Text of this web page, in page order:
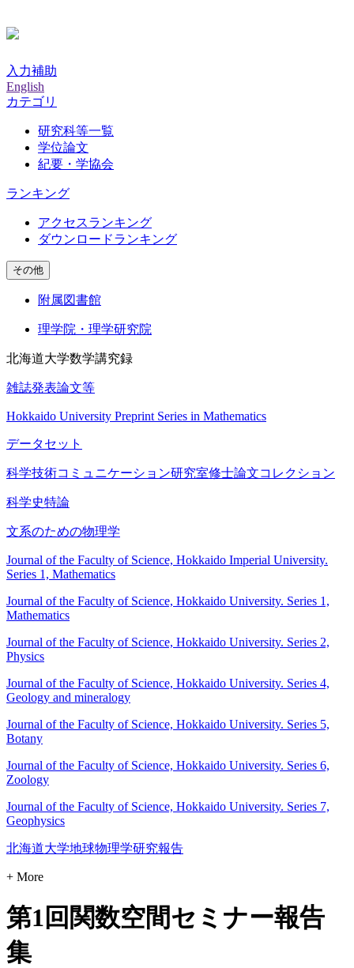
入力補助
English
カテゴリ
研究科等一覧
学位論文
紀要・学協会
ランキング
アクセスランキング
ダウンロードランキング
その他
附属図書館
理学院・理学研究院
北海道大学数学講究録
雑誌発表論文等
Hokkaido University Preprint Series in Mathematics
データセット
科学技術コミュニケーション研究室修士論文コレクション
科学史特論
文系のための物理学
Journal of the Faculty of Science, Hokkaido Imperial University.
Series 1, Mathematics
Journal of the Faculty of Science, Hokkaido University. Series 1,
Mathematics
Journal of the Faculty of Science, Hokkaido University. Series 2,
Physics
Journal of the Faculty of Science, Hokkaido University. Series 4,
Geology and mineralogy
Journal of the Faculty of Science, Hokkaido University. Series 5,
Botany
Journal of the Faculty of Science, Hokkaido University. Series 6,
Zoology
Journal of the Faculty of Science, Hokkaido University. Series 7,
Geophysics
北海道大学地球物理学研究報告
+ More
第1回関数空間セミナー報告
集